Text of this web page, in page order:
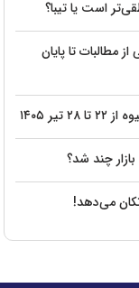
تا پایان
۱۴۰۵
می‌دهد!